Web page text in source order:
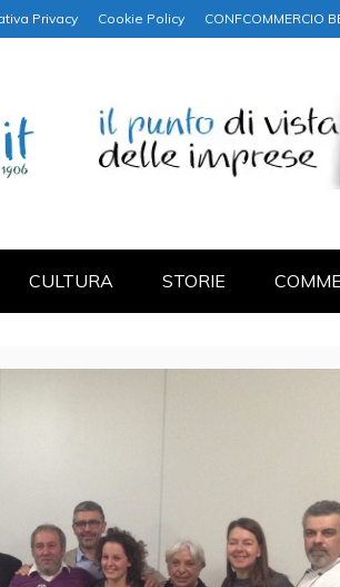
Privacy Cookie Policy CONFCOMMERCIO
CULTURA STORIE